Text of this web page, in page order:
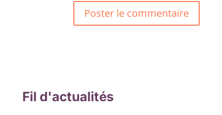
Fil d'actualités